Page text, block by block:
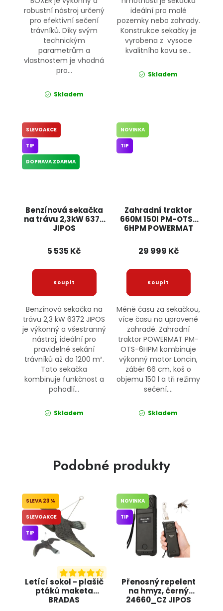
robustní nástroj určený
pro efektivní sečení
trávníků. Díky svým
technickým
parametrům a
vlastnostem je vhodná
pro...
Skladem
ideální pro malé
pozemky nebo zahrady.
Konstrukce sekačky je
vyrobena z vysoce
kvalitního kovu se...
Skladem
Benzínová sekačka
na trávu 2,3kW 6372
JIPOS
SLEVOAKCE
TIP
DOPRAVA ZDARMA
5 535 Kč
Benzínová sekačka na
trávu 2,3 kW 6372 JIPOS
je výkonný a všestranný
nástroj, ideální pro
pravidelné sekání
trávníků až do 1200 m².
Tato sekačka
kombinuje funkčnost a
pohodlí...
Skladem
Zahradní traktor
660M 150l PM-OTS-
6HPM POWERMAT
NOVINKA
TIP
29 999 Kč
Méně času za sekačkou,
více času na upravené
zahradě. Zahradní
traktor POWERMAT PM-
OTS-6HPM kombinuje
výkonný motor Loncin,
záběr 66 cm, koš o
objemu 150 l a tři režimy
sečení....
Skladem
Podobné produkty
Letící sokol - plašič
ptáků maketa
BRADAS
23 %
SLEVOAKCE
TIP
Přenosný repelent
na hmyz, černý
24660_CZ JIPOS
NOVINKA
TIP